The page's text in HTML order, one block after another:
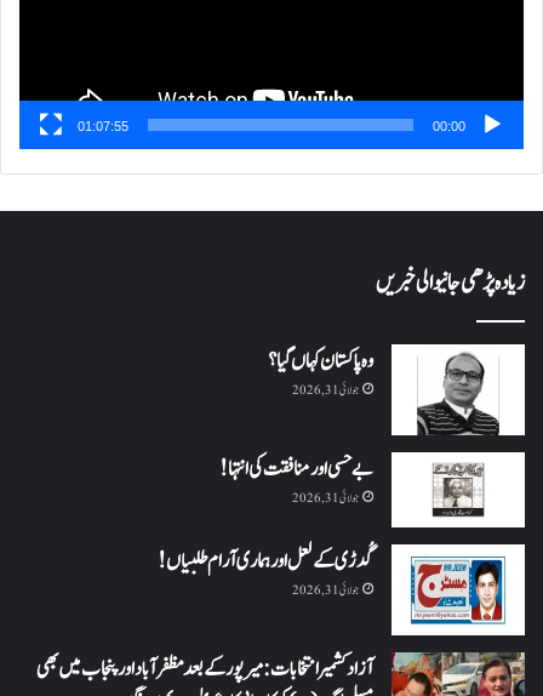
00:00
01:07:55
زیادہ پڑھی جانیوالی خبریں
وہ پاکستان کہاں گیا؟
جولائی 31, 2026
بے حسی اور منافقت کی انتہا !
جولائی 31, 2026
گُدڑی کے لعل اور ہماری آرام طلبیاں!
جولائی 31, 2026
آزاد کشمیر انتخابات: میرپور کے بعد مظفرآباد اور پنجاب میں بھی